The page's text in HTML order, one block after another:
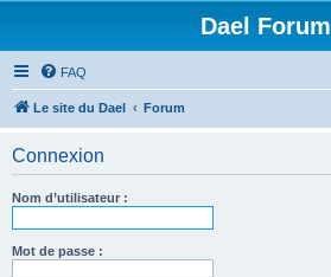
Dael Forum
FAQ
Le site du Dael Forum
Connexion
Nom d’utilisateur :
Mot de passe :